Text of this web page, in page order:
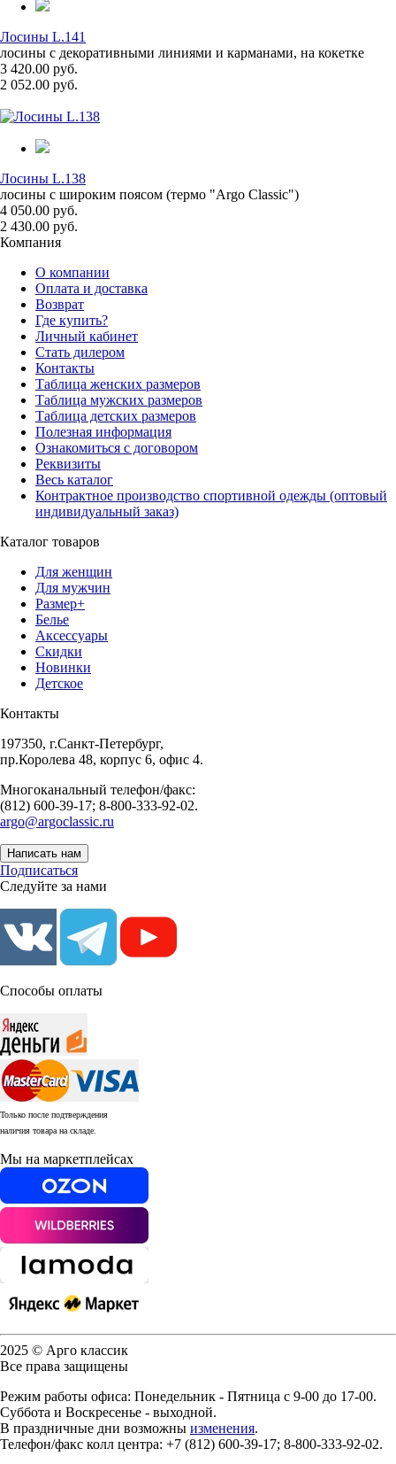
Лосины L.141
лосины с декоративными линиями и карманами, на кокетке
3 420.00 руб.
2 052.00 руб.
Лосины L.138
лосины с широким поясом (термо "Argo Classic")
4 050.00 руб.
2 430.00 руб.
Компания
О компании
Оплата и доставка
Возврат
Где купить?
Личный кабинет
Стать дилером
Контакты
Таблица женских размеров
Таблица мужских размеров
Таблица детских размеров
Полезная информация
Ознакомиться с договором
Реквизиты
Весь каталог
Контрактное производство спортивной одежды (оптовый
индивидуальный заказ)
Каталог товаров
Для женщин
Для мужчин
Размер+
Белье
Аксессуары
Скидки
Новинки
Детское
Контакты
197350, г.Санкт-Петербург,
пр.Королева 48, корпус 6, офис 4.
Многоканальный телефон/факс:
(812) 600-39-17; 8-800-333-92-02.
argo@argoclassic.ru
Написать нам
Подписаться
Следуйте за нами
Способы оплаты
Только после подтверждения
наличия товара на складе.
Мы на маркетплейсах
2025 © Арго классик
Все права защищены
Режим работы офиса: Понедельник - Пятница с 9-00 до 17-00.
Суббота и Воскресенье - выходной.
В праздничные дни возможны изменения.
Телефон/факс колл центра: +7 (812) 600-39-17; 8-800-333-92-02.